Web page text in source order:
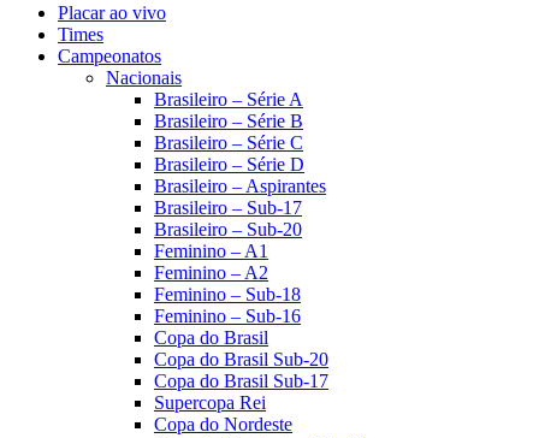
Placar ao vivo
Times
Campeonatos
Nacionais
Brasileiro – Série A
Brasileiro – Série B
Brasileiro – Série C
Brasileiro – Série D
Brasileiro – Aspirantes
Brasileiro – Sub-17
Brasileiro – Sub-20
Feminino – A1
Feminino – A2
Feminino – Sub-18
Feminino – Sub-16
Copa do Brasil
Copa do Brasil Sub-20
Copa do Brasil Sub-17
Supercopa Rei
Copa do Nordeste